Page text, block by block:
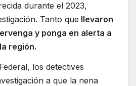
durante el 2023,
Tanto que llevaron
y ponga en alerta a
región.
los detectives
a que la nena